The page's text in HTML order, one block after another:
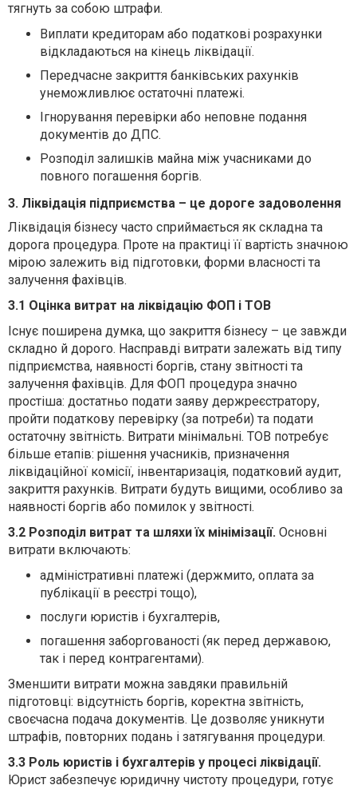
тягнуть за собою штрафи.
Виплати кредиторам або податкові розрахунки
відкладаються на кінець ліквідації.
Передчасне закриття банківських рахунків
унеможливлює остаточні платежі.
Ігнорування перевірки або неповне подання
документів до ДПС.
Розподіл залишків майна між учасниками до
повного погашення боргів.
3. Ліквідація підприємства – це дороге задоволення
Ліквідація бізнесу часто сприймається як складна та
дорога процедура. Проте на практиці її вартість значною
мірою залежить від підготовки, форми власності та
залучення фахівців.
3.1 Оцінка витрат на ліквідацію ФОП і ТОВ
Існує поширена думка, що закриття бізнесу – це завжди
складно й дорого. Насправді витрати залежать від типу
підприємства, наявності боргів, стану звітності та
залучення фахівців. Для ФОП процедура значно
простіша: достатньо подати заяву держреєстратору,
пройти податкову перевірку (за потреби) та подати
остаточну звітність. Витрати мінімальні. ТОВ потребує
більше етапів: рішення учасників, призначення
ліквідаційної комісії, інвентаризація, податковий аудит,
закриття рахунків. Витрати будуть вищими, особливо за
наявності боргів або помилок у звітності.
3.2 Розподіл витрат та шляхи їх мінімізації. Основні
витрати включають:
адміністративні платежі (держмито, оплата за
публікації в реєстрі тощо),
послуги юристів і бухгалтерів,
погашення заборгованості (як перед державою,
так і перед контрагентами).
Зменшити витрати можна завдяки правильній
підготовці: відсутність боргів, коректна звітність,
своєчасна подача документів. Це дозволяє уникнути
штрафів, повторних подань і затягування процедури.
3.3 Роль юристів і бухгалтерів у процесі ліквідації.
Юрист забезпечує юридичну чистоту процедури, готує